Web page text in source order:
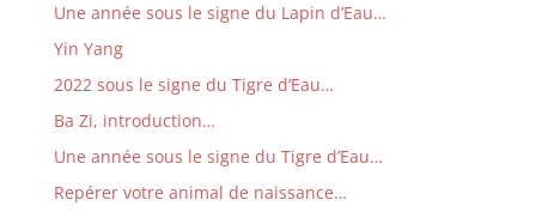
Une année sous le signe du Lapin d’Eau…
Yin Yang
2022 sous le signe du Tigre d’Eau…
Ba Zi, introduction…
Une année sous le signe du Tigre d’Eau…
Repérer votre animal de naissance…